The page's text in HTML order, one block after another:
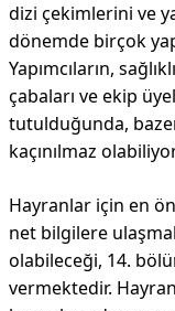
dizi çekimlerini ve
dönemde birçok
Yapımcıların,
çabaları ve ekip
tutulduğunda,
kaçınılmaz
Hayranlar için en
net bilgilere
olabileceği, 14.
vermektedir.